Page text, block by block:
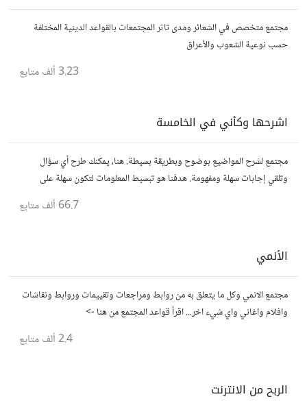
مجتمع متخصص في الشعائر ومدى تاثر المجتمعات بالقواعد الدينية المختلفة
حسب نوعية الشعوب والأعراق
3.23 ألف متابع
اشرحها وكأني في الخامسة
مجتمع لشرح المواضيع بوضوح وبطريقة بسيطة. هنا، يمكنك طرح أي سؤال
وتلقي إجابات سهلة ومفهومة. هدفنا هو تبسيط المعلومات لتكون سهلة على
66.7 ألف متابع
الأنمي
مجتمع الانمي وكل ما يتعلق به من روابط ومراجعات وتقييمات وروابط ونقاشات
وافلام واغاني واي شيء اخر... اقرأ قواعد المجتمع من هنا ->
2.4 ألف متابع
الربح من الانترنت